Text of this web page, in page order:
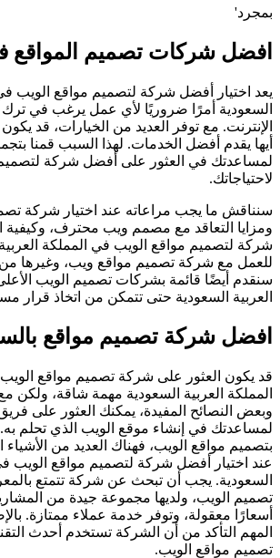
بمجرد'
افضل شركات تصميم المواقع
يعد اختيار أفضل شركة لتصميم مواقع الويب في
السعودية أمرًا ضروريًا لأي عمل يرغب في ترك
الإنترنت. مع توفر العديد من الخيارات، قد
أيها يقدم أفضل الخدمات. لهذا السبب قمنا
لمساعدتك في العثور على أفضل شركة
لاحتياجاتك.
سنناقش ما يجب مراعاته عند اختيار شركة
ومزايا التعاقد مع مصمم ويب محترف، وكيفية
شركة لتصميم مواقع الويب في المملكة
للعمل مع شركة تصميم مواقع ويب، وغيرها من
سنقدم أيضًا قائمة بشركات تصميم الويب
العربية السعودية حتى تتمكن من اتخاذ قرار
افضل شركة تصميم مواقع
قد يكون العثور على شركة تصميم مواقع
المملكة العربية السعودية مهمة شاقة، ولكن
وبعض النصائح المفيدة، يمكنك العثور على
لمساعدتك في إنشاء موقع الويب الذي تحلم به.
بتصميم مواقع الويب، فهناك العديد من الأشياء
عند اختيار أفضل شركة لتصميم مواقع الويب
السعودية. يجب أن تبحث عن شركة تتمتع
تصميم الويب، ولديها مجموعة جيدة من
أسعارًا معقولة، وتوفر خدمة عملاء ممتازة.
المهم التأكد من أن الشركة تستخدم أحدث
تصميم مواقع الويب.